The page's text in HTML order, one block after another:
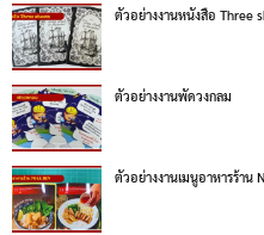
ตัวอย่างงานหนังสือ Three
ตัวอย่างงานพัดวงกลม
ตัวอย่างงานเมนูอาหารร้าน